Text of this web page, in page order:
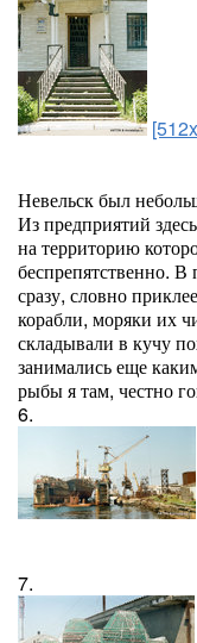
Невельск был
Из предприятий
на территорию
беспрепятственно.
сразу, словно
корабли, моряки их
складывали в кучу
занимались еще
рыбы я там, честно
6.
7.